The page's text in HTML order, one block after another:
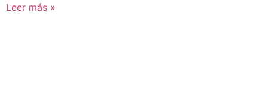
Leer más »